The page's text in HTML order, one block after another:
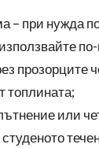
– при нужда
прозорците
топлината;
или